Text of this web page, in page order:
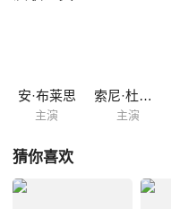
安·布莱思
主演
索尼·杜夫特斯
主演
猜你喜欢